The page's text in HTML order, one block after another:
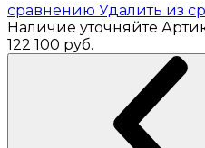
сравнению Удалить из
Наличие уточняйте
122 100 руб.